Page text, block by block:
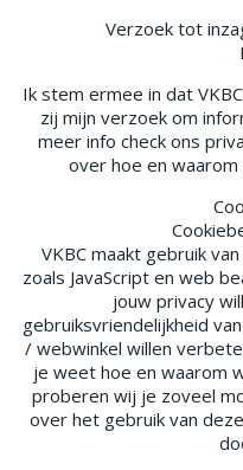
Verzoek tot
Ik stem ermee in dat
zij mijn verzoek om
meer info check ons
over hoe en
VKBC maakt gebruik
zoals JavaScript en web
jouw privacy
gebruiksvriendelijkheid
/ webwinkel willen
je weet hoe en waarom
proberen wij je zoveel
over het gebruik van